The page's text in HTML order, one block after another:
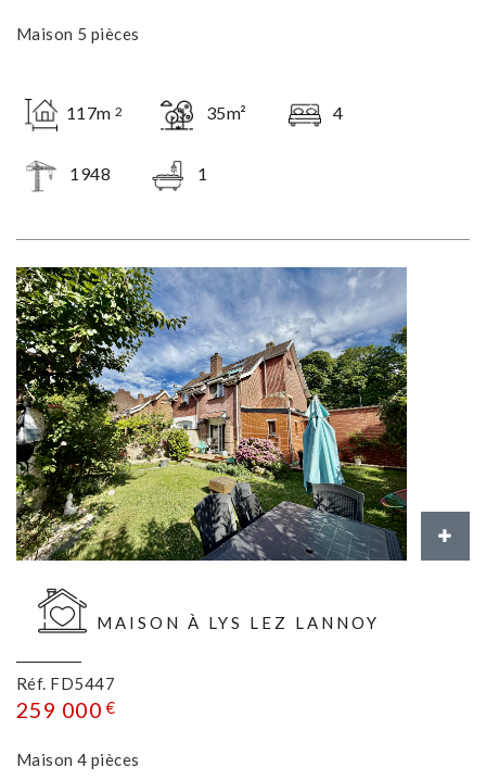
Maison 5 pièces
117m 2 35m² 4
1948 1
MAISON À LYS LEZ LANNOY
Réf. FD5447
259 000 €
Maison 4 pièces